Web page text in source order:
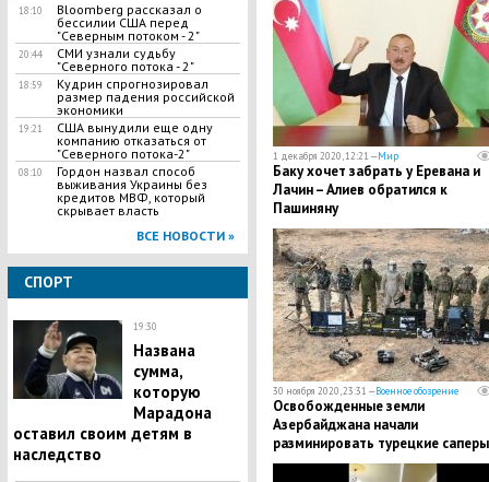
18:10
Bloomberg рассказал о
бессилии США перед
"Северным потоком - 2"
20:44
СМИ узнали судьбу
"Северного потока - 2"
18:59
Кудрин спрогнозировал
размер падения российской
экономики
19:21
США вынудили еще одну
компанию отказаться от
"Северного потока-2"
08:10
Гордон назвал способ
выживания Украины без
кредитов МВФ, который
скрывает власть
ВСЕ НОВОСТИ »
СПОРТ
19:30
​Названа
сумма,
которую
Марадона
оставил своим детям в
наследство
1 декабря 2020, 12:21 —Мир
​Баку хочет забрать у Еревана и
Лачин – Алиев обратился к
Пашиняну
30 ноября 2020, 23:31 —Военное обозрение
Освобожденные земли
Азербайджана начали
разминировать турецкие саперы